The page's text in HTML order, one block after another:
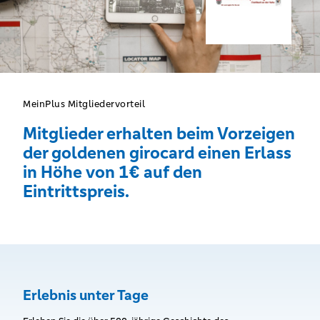
MeinPlus Mitgliedervorteil
Mitglieder erhalten beim Vorzeigen
der goldenen girocard einen Erlass
in Höhe von 1€ auf den
Eintrittspreis.
Erlebnis unter Tage